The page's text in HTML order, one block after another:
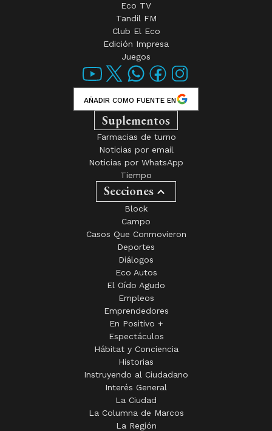
Eco TV
Tandil FM
Club El Eco
Edición Impresa
Juegos
AÑADIR COMO FUENTE EN
Suplementos
Farmacias de turno
Noticias por email
Noticias por WhatsApp
Tiempo
Secciones
Block
Campo
Casos Que Conmovieron
Deportes
Diálogos
Eco Autos
El Oído Agudo
Empleos
Emprendedores
En Positivo +
Espectáculos
Hábitat y Conciencia
Historias
Instruyendo al Ciudadano
Interés General
La Ciudad
La Columna de Marcos
La Región